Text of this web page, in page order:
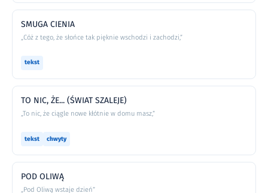
SMUGA CIENIA
„Cóż z tego, że słońce tak pięknie wschodzi i zachodzi,”
tekst
TO NIC, ŻE... (ŚWIAT SZALEJE)
„To nic, że ciągle nowe kłótnie w domu masz,”
tekst chwyty
POD OLIWĄ
„Pod Oliwą wstaje dzień”